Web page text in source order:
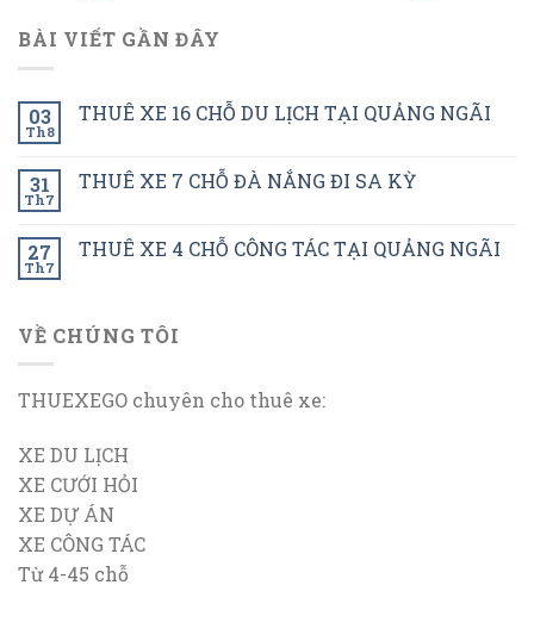
BÀI VIẾT GẦN ĐÂY
03
Th8
THUÊ XE 16 CHỖ DU LỊCH TẠI QUẢNG NGÃI
31
Th7
THUÊ XE 7 CHỖ ĐÀ NẮNG ĐI SA KỲ
27
Th7
THUÊ XE 4 CHỖ CÔNG TÁC TẠI QUẢNG NGÃI
VỀ CHÚNG TÔI
THUEXEGO chuyên cho thuê xe:
XE DU LỊCH
XE CƯỚI HỎI
XE DỰ ÁN
XE CÔNG TÁC
Từ 4-45 chỗ